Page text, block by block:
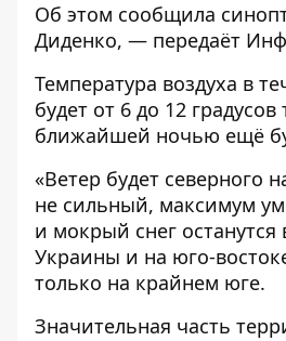
Об этом сообщила
Диденко, — передаёт
Температура воздуха в
будет от 6 до 12 градусов
ближайшей ночью ещё
«Ветер будет северного
не сильный, максимум
и мокрый снег
Украины и на юго-
только на крайнем юге.
Значительная часть